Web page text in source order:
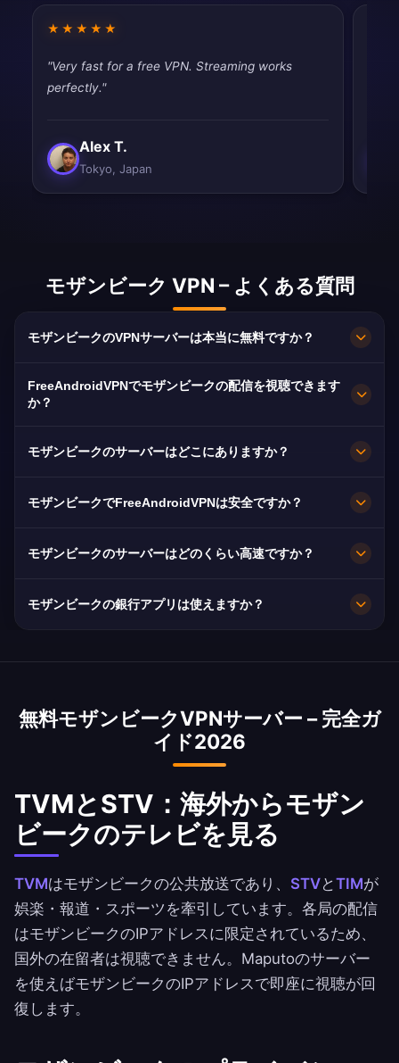
★★★★★
"Very fast for a free VPN. Streaming works
perfectly."
Alex T.
Tokyo, Japan
モザンビーク VPN – よくある質問
モザンビークのVPNサーバーは本当に無料ですか？
完全無料です。Maputoのサーバーを、契約もカ
ードも登録も不要、帯域無制限で利用できます。
FreeAndroidVPNでモザンビークの配信を視聴できます
か？
常は途切れなくHDで視聴できます。
モザンビークのサーバーはどこにありますか？
Maputoです。全ノードが10Gbpsで稼働し、障害
時は最寄りの利用可能なサーバーへ自動的に切り
モザンビークでFreeAndroidVPNは安全ですか？
はい。AES-256暗号化と厳格なノーログ方針によ
り、閲覧内容は非公開のままです。
モザンビークのサーバーはどのくらい高速ですか？
ークの平均速度は20 Mbpsで、HD配信に十分で
モザンビークの銀行アプリは使えますか？
MozambiqueはモザンビークのIPアドレスで利用
い。
無料モザンビークVPNサーバー – 完全ガ
イド2026
TVMとSTV：海外からモザン
ビークのテレビを見る
TVMはモザンビークの公共放送であり、 STVとTIMが
娯楽・報道・スポーツを牽引しています。各局の配信
はモザンビークのIPアドレスに限定されているため、
国外の在留者は視聴できません。Maputoのサーバー
を使えばモザンビークのIPアドレスで即座に視聴が回
復します。